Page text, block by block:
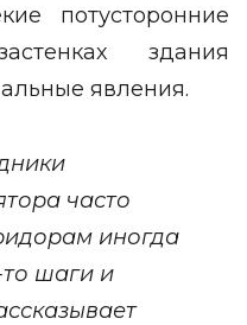
потусторонние
здания
явления.
часто
иногда
шаги и